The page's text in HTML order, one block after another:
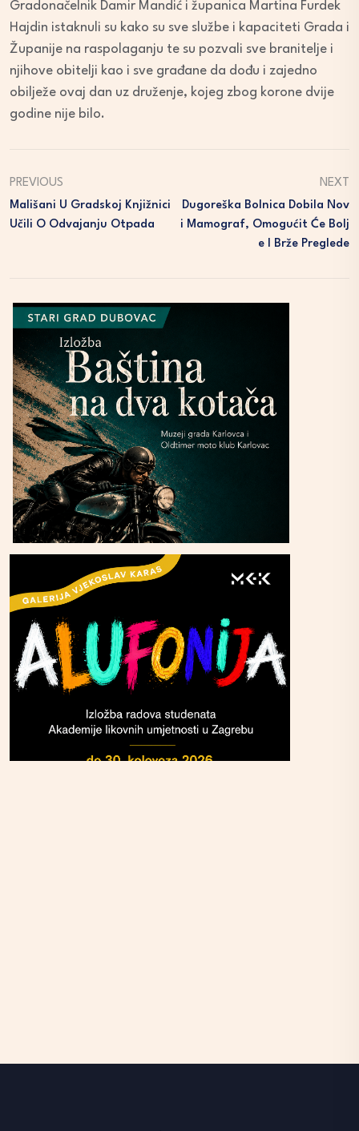
Gradonačelnik Damir Mandić i županica Martina Furdek
Hajdin istaknuli su kako su sve službe i kapaciteti Grada i
Županije na raspolaganju te su pozvali sve branitelje i
njihove obitelji kao i sve građane da dođu i zajedno
obilježe ovaj dan uz druženje, kojeg zbog korone dvije
godine nije bilo.
PREVIOUS
Mališani U Gradskoj Knjižnici
Učili O Odvajanju Otpada
NEXT
Dugoreška Bolnica Dobila Nov
I Mamograf, Omogućit Će Bolj
E I Brže Preglede